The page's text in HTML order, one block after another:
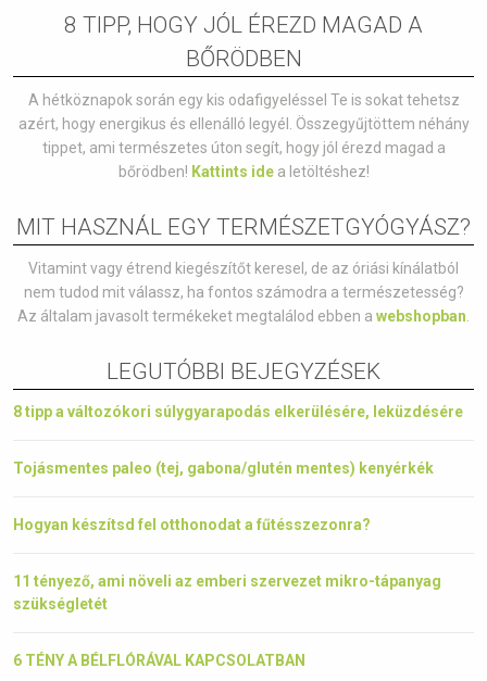
8 TIPP, HOGY JÓL ÉREZD MAGAD A
BŐRÖDBEN
A hétköznapok során egy kis odafigyeléssel Te is sokat tehetsz
azért, hogy energikus és ellenálló legyél. Összegyűjtöttem néhány
tippet, ami természetes úton segít, hogy jól érezd magad a
bőrödben! Kattints idea letöltéshez!
MIT HASZNÁL EGY TERMÉSZETGYÓGYÁSZ?
Vitamint vagy étrend kiegészítőt keresel, de az óriási kínálatból
nem tudod mit válassz, ha fontos számodra a természetesség?
Az általam javasolt termékeket megtalálod ebben a webshopban
LEGUTÓBBI BEJEGYZÉSEK
8 tipp a változókori súlygyarapodás elkerülésére, leküzdésére
Tojásmentes paleo (tej, gabona/glutén mentes) kenyérkék
Hogyan készítsd fel otthonodat a fűtésszezonra?
11 tényező, ami növeli az emberi szervezet mikro-tápanyag
szükségletét
6 TÉNY A BÉLFLÓRÁVAL KAPCSOLATBAN